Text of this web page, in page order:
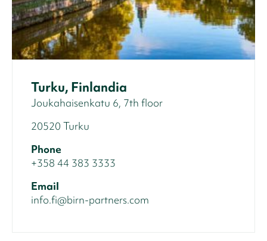
Turku, Finlandia
Joukahaisenkatu 6, 7th floor
20520 Turku
Phone
+358 44 383 3333
Email
info.fi@birn-partners.com